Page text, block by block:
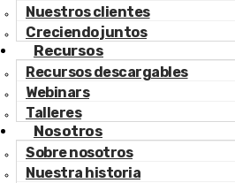
Nuestros clientes
Creciendo juntos
Recursos
Recursos descargables
Webinars
Talleres
Nosotros
Sobre nosotros
Nuestra historia
#Tecnología
#Tecnologia Hotelera
#Booking Engine
#Motor de reservas
Tiempo estimado de lectura:
06 Noviembre 2020
Autor